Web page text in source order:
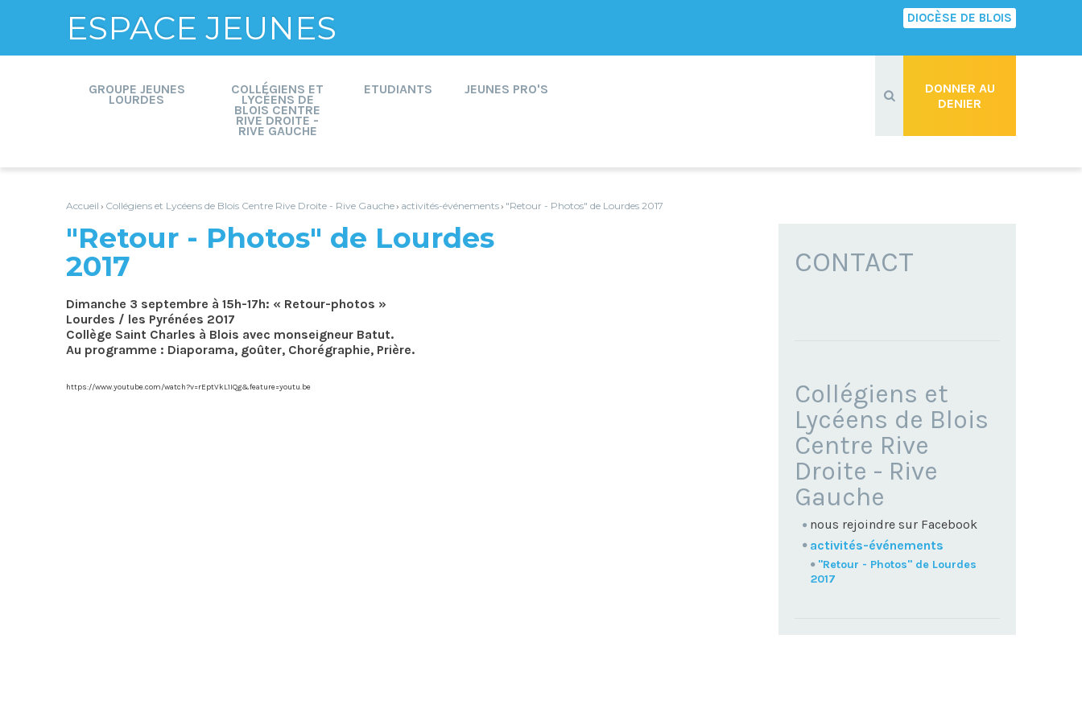
ESPACE JEUNES DIOCÈSE DE BLOIS
DONNER AU
DENIER
GROUPE JEUNES
LOURDES
COLLÉGIENS ET
LYCÉENS DE
BLOIS CENTRE
RIVE DROITE -
RIVE GAUCHE
ETUDIANTS JEUNES PRO'S
Accueil › Collégiens et Lycéens de Blois Centre Rive Droite - Rive Gauche› activités-événements› "Retour - Photos" de Lourdes 2017
"Retour - Photos" de Lourdes
2017
Dimanche 3 septembre à 15h-17h: « Retour-photos »
Lourdes / les Pyrénées 2017
Collège Saint Charles à Blois avec monseigneur Batut.
Au programme : Diaporama, goûter, Chorégraphie, Prière.
https://www.youtube.com/watch?v=rEptVkL1IQg&feature=youtu.be
CONTACT
NAVIGATION
Collégiens et
Lycéens de Blois
Centre Rive
Droite - Rive
Gauche
nous rejoindre sur Facebook
activités-événements
"Retour - Photos" de Lourdes
2017